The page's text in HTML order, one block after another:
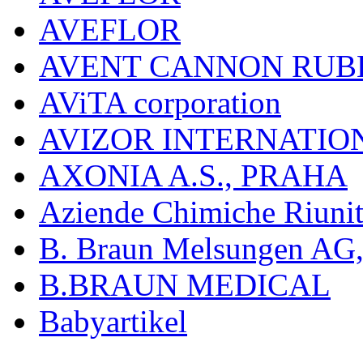
AVEFLOR
AVENT CANNON
AViTA corporation
AVIZOR
AXONIA A.S., PRAHA
Aziende Chimiche
B. Braun Melsungen
B.BRAUN MEDICAL
Babyartikel